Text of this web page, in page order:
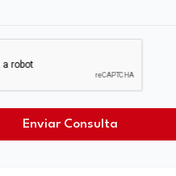
Enviar Consulta